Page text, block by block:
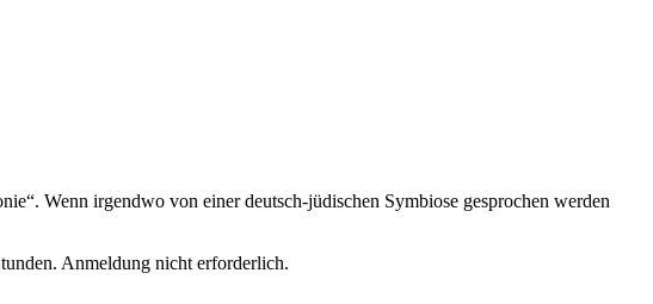
Wenn irgendwo von einer deutsch-jüdischen Symbiose gesprochen werden
Anmeldung nicht erforderlich.